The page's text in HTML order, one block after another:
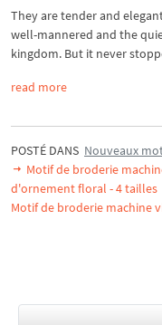
They are tender and
well-mannered and the
kingdom. But it never
read more
POSTÉ DANS Nouveaux
Motif de broderie
d'ornement floral - 4 tailles
Motif de broderie machine